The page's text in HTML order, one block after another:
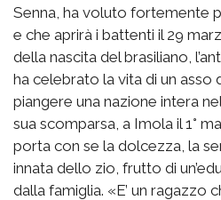
Senna, ha voluto fortemente
e che aprirà i battenti il 29
della nascita del brasiliano,
ha celebrato la vita di un asso
piangere una nazione intera
sua scomparsa, a Imola il 1°
porta con se la dolcezza, la
innata dello zio, frutto di
dalla famiglia. «E’ un ragazzo